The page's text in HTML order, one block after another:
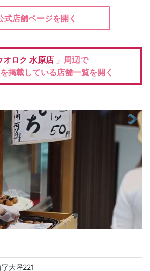
式店舗ページを開く
オロク 水原店 」周辺で
掲載している店舗一覧を開く
大坪221